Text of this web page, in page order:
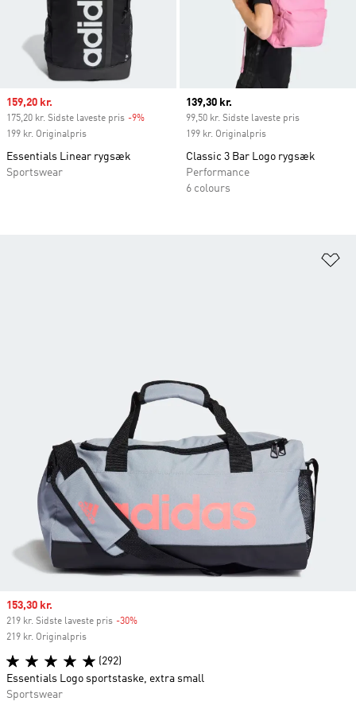
Sale price
159,20 kr.
175,20 kr. Sidste laveste pris -9%
199 kr. Originalpris
Essentials Linear rygsæk
Sportswear
Current price
139,30 kr.
99,50 kr. Sidste laveste pris
199 kr. Originalpris
Classic 3 Bar Logo rygsæk
Performance
6 colours
Sale price
153,30 kr.
219 kr. Sidste laveste pris -30%
219 kr. Originalpris
(292)
Essentials Logo sportstaske, extra small
Sportswear